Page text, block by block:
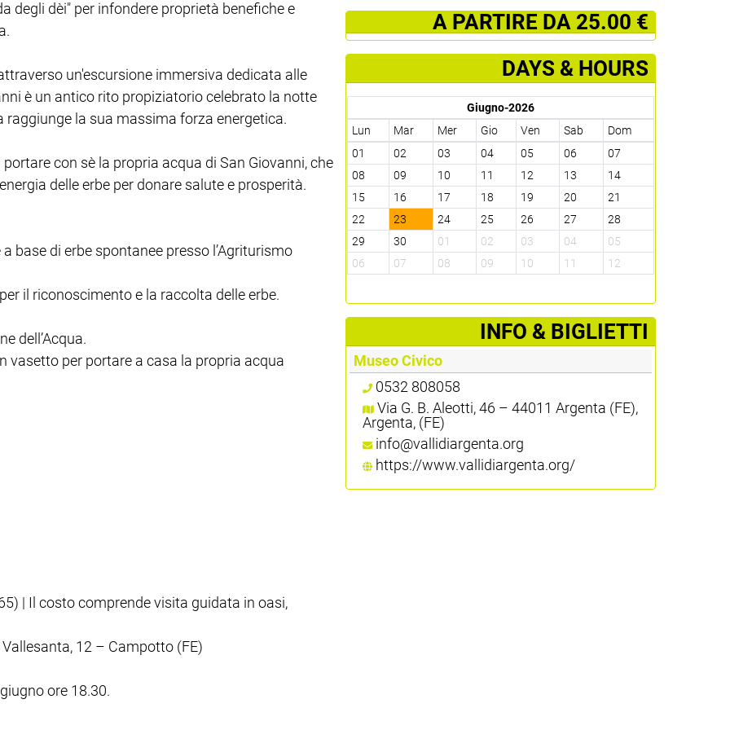
degli dèi" per infondere proprietà benefiche e
un'escursione immersiva dedicata alle
è un antico rito propiziatorio celebrato la notte
raggiunge la sua massima forza energetica.
con sè la propria acqua di San Giovanni, che
delle erbe per donare salute e prosperità.
base di erbe spontanee presso l’Agriturismo
il riconoscimento e la raccolta delle erbe.
dell’Acqua.
vasetto per portare a casa la propria acqua
| Il costo comprende visita guidata in oasi,
12 – Campotto (FE)
ore 18.30.
­ A PARTIRE DA 25.00 €
DAYS & HOURS
Giugno-2026
Lun
Mar Mer Gio Ven Sab
Dom
01
02 03 04 05 06
07
08
09 10 11 12 13
14
15
16 17 18 19 20
21
22
23 24 25 26 27
28
29
30 01 02 03 04
05
06
07 08 09 10 11 12
­INFO & BIGLIETTI
Museo Civico
0532 808058
Via G. B. Aleotti, 46 – 44011 Argenta (FE),
Argenta, (FE)
info@vallidiargenta.org
https://www.vallidiargenta.org/